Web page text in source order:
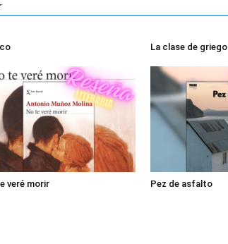
La clase de griego
veré morir Pez de asfalto